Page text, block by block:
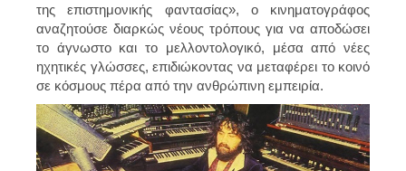
της επιστημονικής φαντασίας», ο κινηματογράφος
αναζητούσε διαρκώς νέους τρόπους για να αποδώσει
το άγνωστο και το μελλοντολογικό, μέσα από νέες
ηχητικές γλώσσες, επιδιώκοντας να μεταφέρει το κοινό
σε κόσμους πέρα από την ανθρώπινη εμπειρία.